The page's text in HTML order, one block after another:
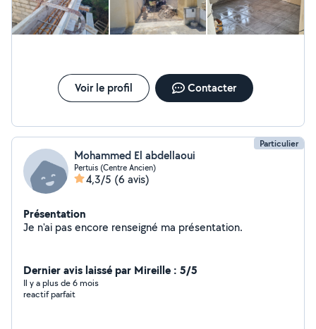
Voir le profil Contacter
Particulier
Mohammed El abdellaoui
Pertuis (Centre Ancien)
4,3/5 (6 avis)
Présentation
Je n'ai pas encore renseigné ma présentation.
Dernier avis laissé par Mireille : 5/5
Il y a plus de 6 mois
reactif parfait